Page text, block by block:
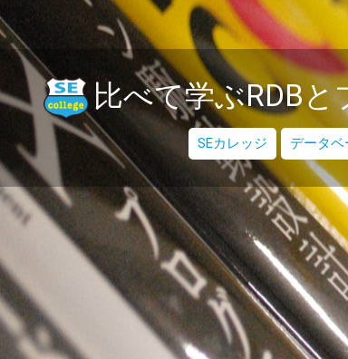
比べて学ぶRDB
SEカレッジ データベ